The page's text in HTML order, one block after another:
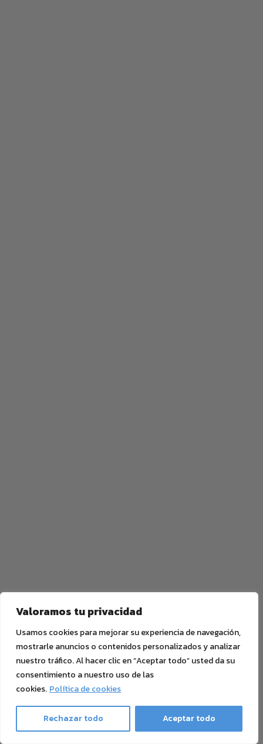
Valoramos tu privacidad
Usamos cookies para mejorar su experiencia de navegación,
mostrarle anuncios o contenidos personalizados y analizar
nuestro tráfico. Al hacer clic en “Aceptar todo” usted da su
consentimiento a nuestro uso de las
cookies. Política de cookies
Rechazar todo Aceptar todo